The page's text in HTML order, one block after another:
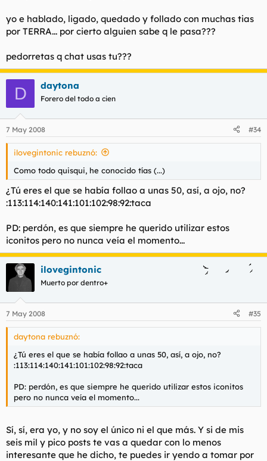
yo e hablado, ligado, quedado y follado con muchas tias
por TERRA... por cierto alguien sabe q le pasa???
pedorretas q chat usas tu???
D daytona
Forero del todo a cien
7 May 2008 #34
ilovegintonic rebuznó:
Como todo quisqui, he conocido tías (...)
¿Tú eres el que se había follao a unas 50, así, a ojo, no?
:113:114:140:141:101:102:98:92:taca
PD: perdón, es que siempre he querido utilizar estos
iconitos pero no nunca veía el momento...
ilovegintonic
Muerto por dentro+
7 May 2008 #35
daytona rebuznó:
¿Tú eres el que se había follao a unas 50, así, a ojo, no?
:113:114:140:141:101:102:98:92:taca
PD: perdón, es que siempre he querido utilizar estos iconitos
pero no nunca veía el momento...
Sí, sí, era yo, y no soy el único ni el que más. Y si de mis
seis mil y pico posts te vas a quedar con lo menos
interesante que he dicho, te puedes ir yendo a tomar por